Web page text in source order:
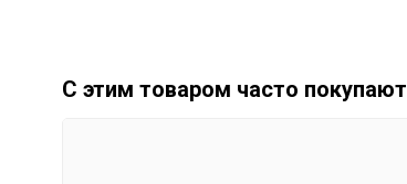
С этим товаром часто покупают